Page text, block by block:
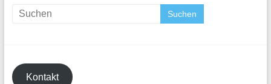
Kontakt